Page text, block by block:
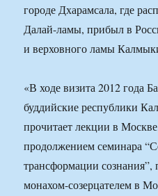
городе Дхарамсала, где
Далай-ламы, прибыл в
и верховного ламы
«В ходе визита 2012 года
буддийские республики
прочитает лекции в
продолжением семинара
трансформации
монахом-созерцателем в